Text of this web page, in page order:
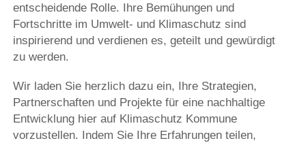
entscheidende Rolle. Ihre Bemühungen und
Fortschritte im Umwelt- und Klimaschutz sind
inspirierend und verdienen es, geteilt und gewürdigt
zu werden.
Wir laden Sie herzlich dazu ein, Ihre Strategien,
Partnerschaften und Projekte für eine nachhaltige
Entwicklung hier auf Klimaschutz Kommune
vorzustellen. Indem Sie Ihre Erfahrungen teilen,